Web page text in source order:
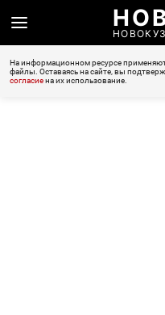
На информационном ресурсе
файлы. Оставаясь на сайте, вы
согласиена их использование.